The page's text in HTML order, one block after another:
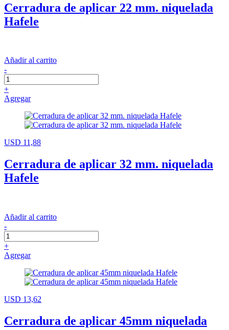
Cerradura de aplicar 22 mm. niquelada
Hafele
Añadir al carrito
-
+
Agregar
USD 11,88
Cerradura de aplicar 32 mm. niquelada
Hafele
Añadir al carrito
-
+
Agregar
USD 13,62
Cerradura de aplicar 45mm niquelada